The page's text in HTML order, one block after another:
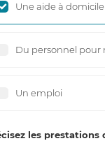
Une aide à domicile
Du personnel pour
Un emploi
les prestations